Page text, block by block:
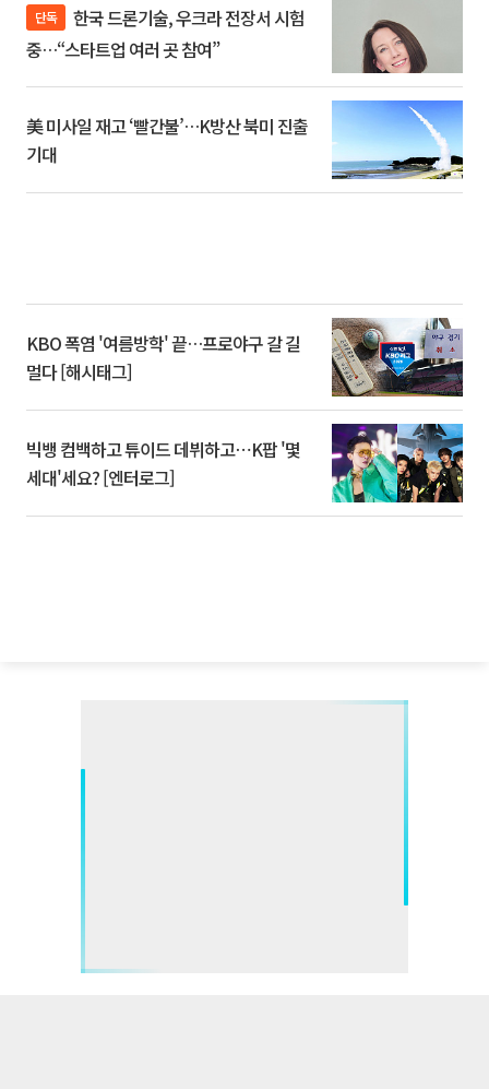
단독
중…“스타트업 여러 곳 참여”
美 미사일 재고 ‘빨간불’…K방산 북미 진출
기대
KBO 폭염 '여름방학' 끝…프로야구 갈 길
멀다 [해시태그]
빅뱅 컴백하고 튜이드 데뷔하고⋯K팝 '몇
세대'세요? [엔터로그]